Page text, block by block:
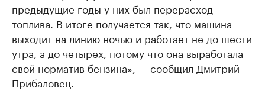
предыдущие годы у них был перерасход
топлива. В итоге получается так, что машина
выходит на линию ночью и работает не до шести
утра, а до четырех, потому что она выработала
свой норматив бензина», — сообщил Дмитрий
Прибаловец.